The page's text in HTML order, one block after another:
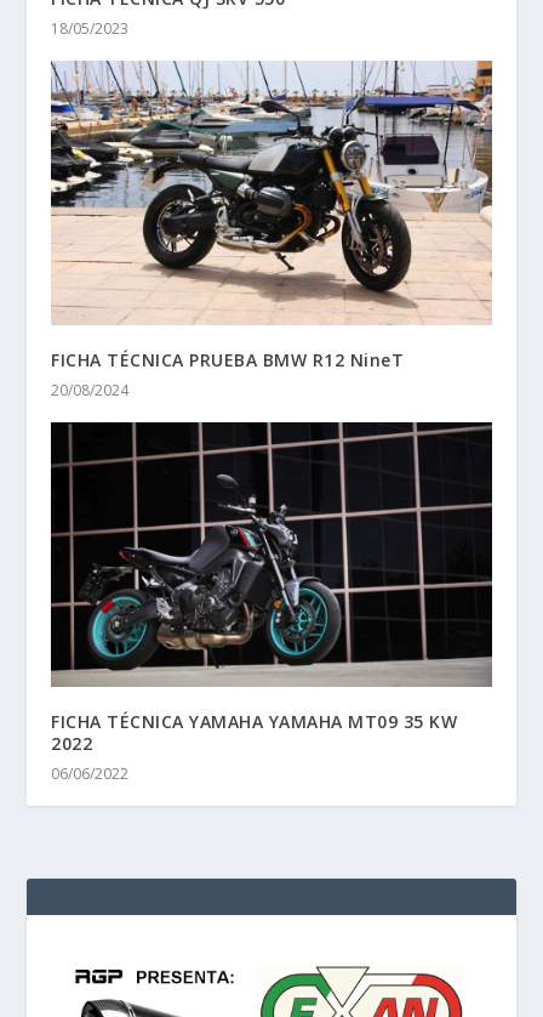
18/05/2023
FICHA TÉCNICA PRUEBA BMW R12 NineT
20/08/2024
FICHA TÉCNICA YAMAHA YAMAHA MT09 35 KW
2022
06/06/2022